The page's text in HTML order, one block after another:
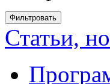
Фильтровать
Статьи,